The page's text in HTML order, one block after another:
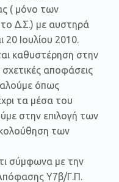
( μόνο των
Δ.Σ.) με αυστηρά
20 Ιουλίου 2010.
καθυστέρηση στην
αποφάσεις
όπως
τα μέσα του
στην επιλογή των
των
σύμφωνα με την
Υ7β/Γ.Π.